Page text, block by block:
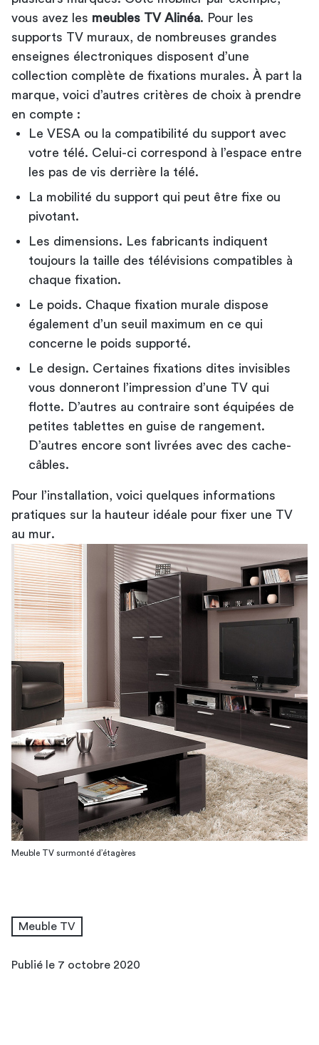
Meuble TV surmonté d’étagères
vous avez les meubles TV Alinéa. Pour les
supports TV muraux, de nombreuses grandes
enseignes électroniques disposent d’une
collection complète de fixations murales. À part la
marque, voici d’autres critères de choix à prendre
en compte :
Le VESA ou la compatibilité du support avec
votre télé. Celui-ci correspond à l’espace entre
les pas de vis derrière la télé.
La mobilité du support qui peut être fixe ou
pivotant.
Les dimensions. Les fabricants indiquent
toujours la taille des télévisions compatibles à
chaque fixation.
Le poids. Chaque fixation murale dispose
également d’un seuil maximum en ce qui
concerne le poids supporté.
Le design. Certaines fixations dites invisibles
vous donneront l’impression d’une TV qui
flotte. D’autres au contraire sont équipées de
petites tablettes en guise de rangement.
D’autres encore sont livrées avec des cache-
câbles.
Pour l’installation, voici quelques informations
pratiques sur
la hauteur idéale pour fixer une TV
au mur.
Meuble TV
Publié le 7 octobre 2020